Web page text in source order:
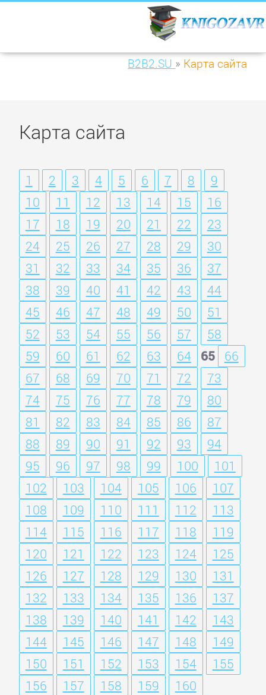
B2B2.SU » Карта сайта
Карта сайта
1 2 3 4 5 6 7 8
9
10
11 12 13 14 15
16
17
18 19 20 21 22
23
24
25 26 27 28 29
30
31
32 33 34 35 36
37
38
39 40 41 42 43
44
45
46 47 48 49 50
51
52
53 54 55 56 57
58
59
60 61 62 63 64 65
66
67
68 69 70 71 72
73
74
75 76 77 78 79
80
81
82 83 84 85 86
87
88
89 90 91 92 93
94
95
96 97 98 99 100
101
102
103 104 105 106
107
108
109 110 111 112
113
114
115 116 117 118
119
120
121 122 123 124
125
126
127 128 129 130
131
132
133 134 135 136
137
138
139 140 141 142
143
144
145 146 147 148
149
150
151 152 153 154
155
156
157 158 159
160